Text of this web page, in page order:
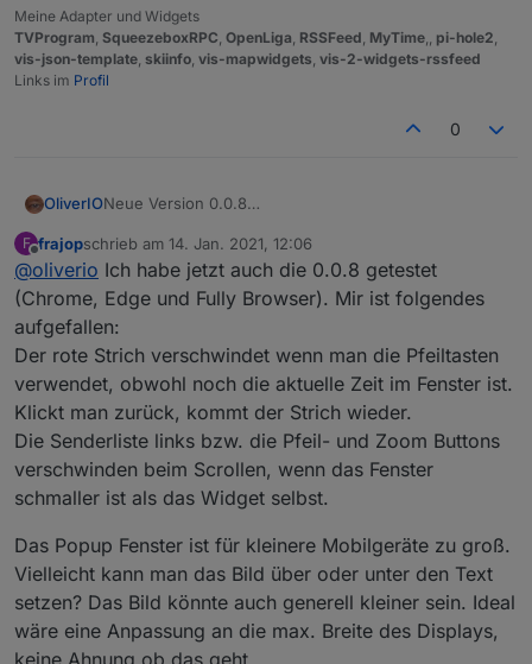
Meine Adapter und Widgets
TVProgram, SqueezeboxRPC, OpenLiga, RSSFeed, MyTime,, pi-hole2,
vis-json-template, skiinfo, vis-mapwidgets, vis-2-widgets-rssfeed
Links im Profil
0
OliverIONeue Version 0.0.8
behoben.
Dies führte zu Ladeproblemen
F
Offline
frajopschrieb am 14. Jan. 2021, 12:06
zuletzt editiert von
@oliverio Ich habe jetzt auch die 0.0.8 getestet
(Chrome, Edge und Fully Browser). Mir ist folgendes
aufgefallen:
Der rote Strich verschwindet wenn man die Pfeiltasten
verwendet, obwohl noch die aktuelle Zeit im Fenster ist.
Klickt man zurück, kommt der Strich wieder.
Die Senderliste links bzw. die Pfeil- und Zoom Buttons
verschwinden beim Scrollen, wenn das Fenster
schmaller ist als das Widget selbst.
Das Popup Fenster ist für kleinere Mobilgeräte zu groß.
Vielleicht kann man das Bild über oder unter den Text
setzen? Das Bild könnte auch generell kleiner sein. Ideal
wäre eine Anpassung an die max. Breite des Displays,